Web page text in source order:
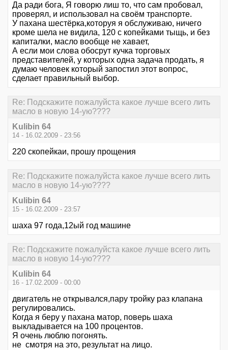
Да ради бога, Я говорю лиш то, что сам пробовал,
проверял, и использовал на своём транспорте.
У пахана шестёрка,которуя я обслуживаю, ничего
кроме шела не видила, 120 с копейками тыщь, и без
капиталки, масло вообще не хавает,
А если мои слова обосрут кучка торговых
представителей, у которых одна задача продать, я
думаю человек который запостил этот вопрос,
сделает правильный выбор.
Re: Подскажите пожалуйста какое лучше всего лить
масло в новую 14-ую????
Kulibin 64
14 - 16.02.2009 - 23:56
220 скопейкаи, прошу прощения
Re: Подскажите пожалуйста какое лучше всего лить
масло в новую 14-ую????
Kulibin 64
15 - 16.02.2009 - 23:57
шаха 97 года,12ый год машине
Re: Подскажите пожалуйста какое лучше всего лить
масло в новую 14-ую????
Kulibin 64
16 - 17.02.2009 - 00:00
двигатель не открывался,пару тройку раз клапана
регулировались.
Когда я беру у пахана матор, поверь шаха
выкладывается на 100 процентов.
Я очень люблю погонять.
не смотря на это, результат на лицо.